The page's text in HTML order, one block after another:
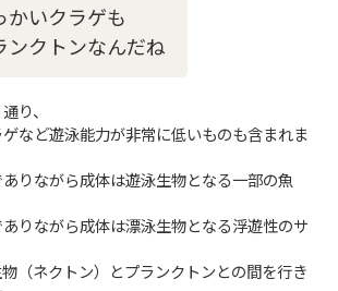
かいクラゲも
ンクトンなんだね
り、
など遊泳能力が非常に低いものも含まれま
りながら成体は遊泳生物となる一部の魚
りながら成体は漂泳生物となる浮遊性のサ
（ネクトン）とプランクトンとの間を行き